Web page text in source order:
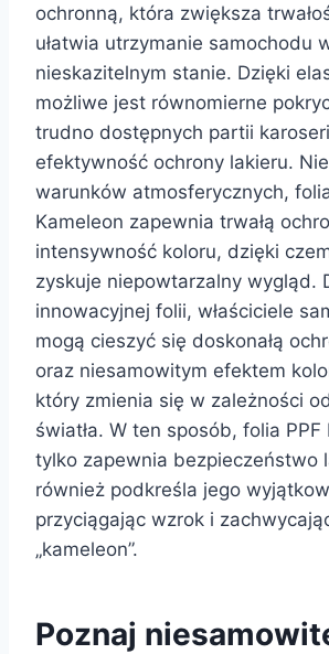
ochronną, która zwiększa
ułatwia utrzymanie samochodu
nieskazitelnym stanie. Dzięki
możliwe jest równomierne
trudno dostępnych partii
efektywność ochrony lakieru.
warunków atmosferycznych,
Kameleon zapewnia trwałą
intensywność koloru, dzięki
zyskuje niepowtarzalny wygląd.
innowacyjnej folii, właściciele
mogą cieszyć się doskonałą
oraz niesamowitym efektem
który zmienia się w zależności
światła. W ten sposób, folia PPF
tylko zapewnia bezpieczeństwo
również podkreśla jego
przyciągając wzrok i
„kameleon”.
Poznaj